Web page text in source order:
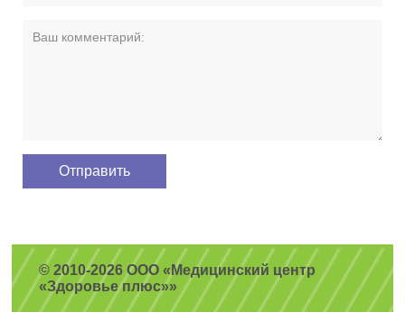
© 2010-2026 ООО «Медицинский центр
«Здоровье плюс»»